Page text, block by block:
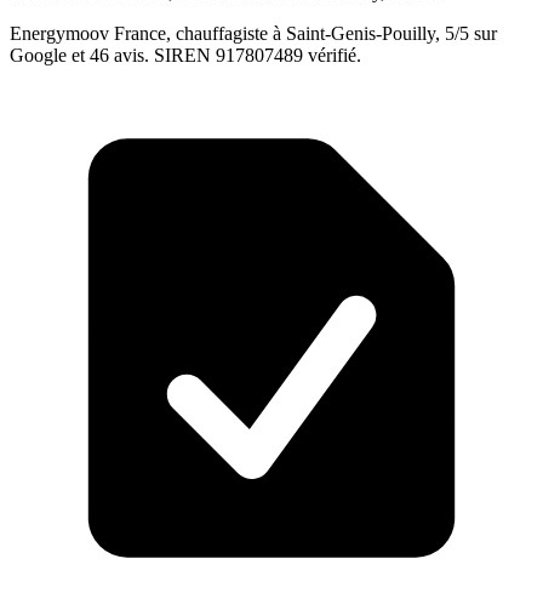
Energymoov France, chauffagiste à Saint-Genis-Pouilly, 5/5 sur
Google et 46 avis. SIREN 917807489 vérifié.